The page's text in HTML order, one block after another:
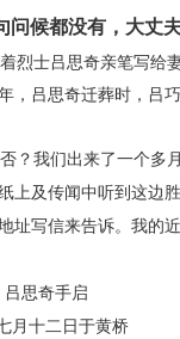
问候都没有，大丈
烈士吕思奇亲笔写给
，吕思奇迁葬时，吕
？我们出来了一个多
上及传闻中听到这边
址写信来告诉。我的近
启
黄桥